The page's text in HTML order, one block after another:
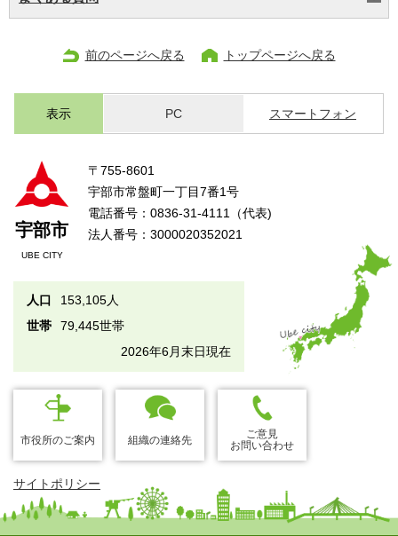
前のページへ戻る トップページへ戻る
表示 PC スマートフォン
宇部市
UBE CITY
〒755-8601
宇部市常盤町一丁目7番1号
電話番号：0836-31-4111（代表)
法人番号：3000020352021
人口
153,105人
世帯
79,445世帯
2026年6月末日現在
市役所のご案内 組織の連絡先
ご意見
お問い合わせ
サイトポリシー